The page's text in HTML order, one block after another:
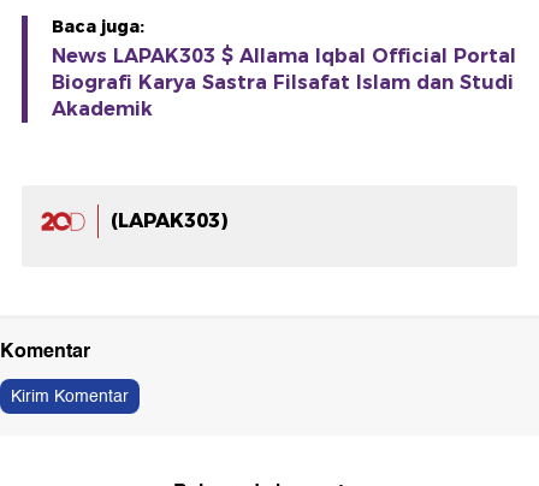
Baca juga:
News LAPAK303 $ Allama Iqbal Official Portal
Biografi Karya Sastra Filsafat Islam dan Studi
Akademik
(LAPAK303)
Komentar
Kirim Komentar